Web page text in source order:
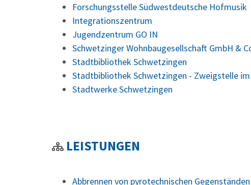
Forschungsstelle Südwestdeutsche Hofmusik
Integrationszentrum
Jugendzentrum GO IN
Schwetzinger Wohnbaugesellschaft GmbH &
Stadtbibliothek Schwetzingen
Stadtbibliothek Schwetzingen - Zweigstelle
Stadtwerke Schwetzingen
LEISTUNGEN
Abbrennen von pyrotechnischen